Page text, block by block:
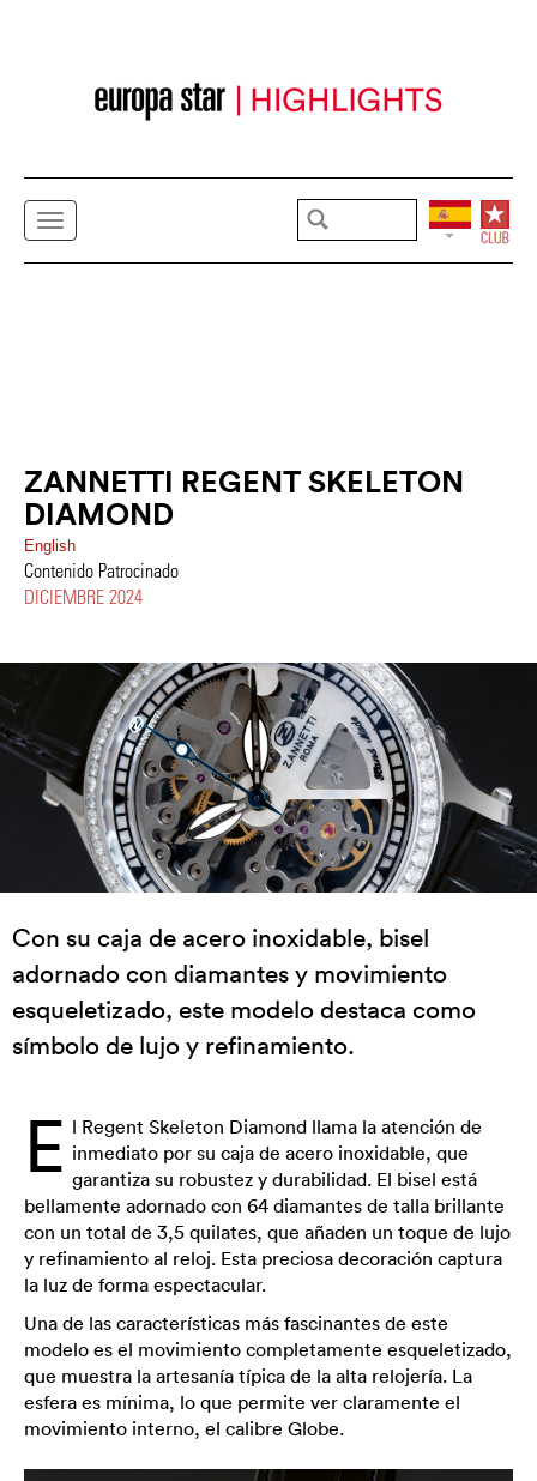
ZANNETTI REGENT SKELETON
DIAMOND
English
Contenido Patrocinado
DICIEMBRE 2024
Con su caja de acero inoxidable, bisel
adornado con diamantes y movimiento
esqueletizado, este modelo destaca como
símbolo de lujo y refinamiento.
E l Regent Skeleton Diamond llama la atención de
inmediato por su caja de acero inoxidable, que
garantiza su robustez y durabilidad. El bisel está
bellamente adornado con 64 diamantes de talla brillante
con un total de 3,5 quilates, que añaden un toque de lujo
y refinamiento al reloj. Esta preciosa decoración captura
la luz de forma espectacular.
Una de las características más fascinantes de este
modelo es el movimiento completamente esqueletizado,
que muestra la artesanía típica de la alta relojería. La
esfera es mínima, lo que permite ver claramente el
movimiento interno, el calibre Globe.